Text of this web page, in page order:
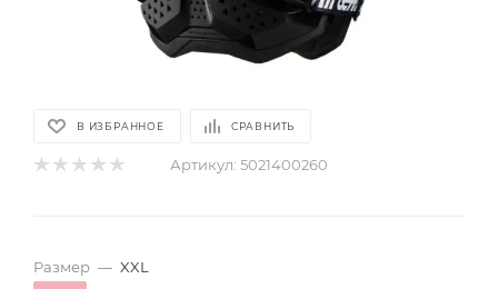
В ИЗБРАННОЕ СРАВНИТЬ
Артикул: 5021400260
Размер — XXL